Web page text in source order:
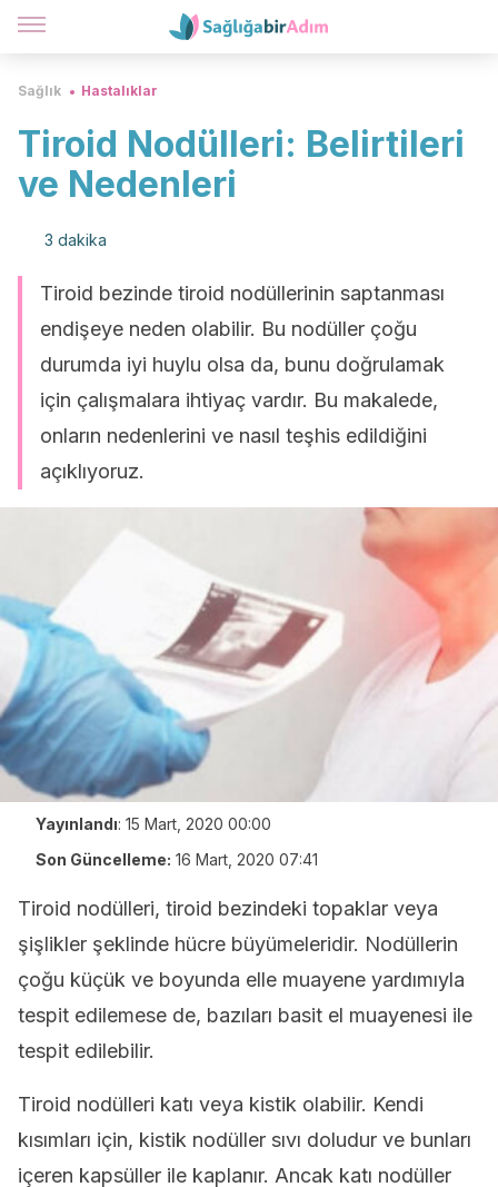
Sağlık Hastalıklar
Tiroid Nodülleri: Belirtileri
ve Nedenleri
3 dakika
Tiroid bezinde tiroid nodüllerinin saptanması
endişeye neden olabilir. Bu nodüller çoğu
durumda iyi huylu olsa da, bunu doğrulamak
için çalışmalara ihtiyaç vardır. Bu makalede,
onların nedenlerini ve nasıl teşhis edildiğini
açıklıyoruz.
Yayınlandı: 15 Mart, 2020 00:00
Son Güncelleme: 16 Mart, 2020 07:41
Tiroid nodülleri, tiroid bezindeki topaklar veya
şişlikler şeklinde hücre büyümeleridir. Nodüllerin
çoğu küçük ve boyunda elle muayene yardımıyla
tespit edilemese de, bazıları basit el muayenesi ile
tespit edilebilir.
Tiroid nodülleri katı veya kistik olabilir. Kendi
kısımları için, kistik nodüller sıvı doludur ve bunları
içeren kapsüller ile kaplanır. Ancak katı nodüller